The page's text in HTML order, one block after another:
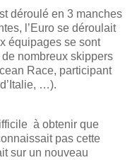
déroulé en 3 manches
l’Euro se déroulait
équipages se sont
nombreux skippers
Race, participant
…).
à obtenir que
pas cette
sur un nouveau